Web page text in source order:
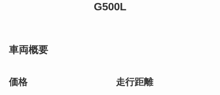
G500L
車両概要
価格 走行距離